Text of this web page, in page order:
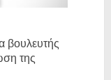
βουλευτής
της